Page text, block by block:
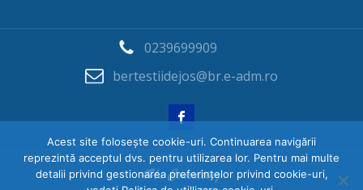
0239699909
bertestiidejos@br.e-adm.ro
Acest site folosește cookie-uri. Continuarea navigării
reprezintă acceptul dvs. pentru utilizarea lor. Pentru mai multe
detalii privind gestionarea preferințelor privind cookie-uri,